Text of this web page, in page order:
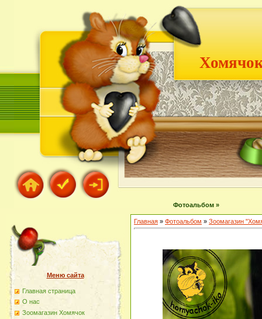
Фотоальбом »
Меню сайта
Главная страница
О наc
Зоомагазин Хомячок
Главная » Фотоальбом » Зоомагазин